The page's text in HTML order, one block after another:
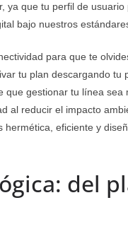
ya que tu perfil de
bajo nuestros
para que te
tu plan descargando
que gestionar tu línea
al reducir el impacto
eficiente y
del